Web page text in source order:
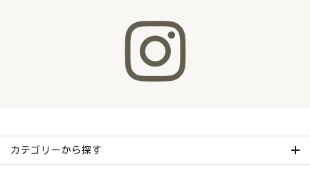
カテゴリーから探す